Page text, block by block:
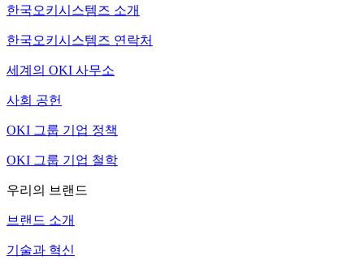
한국오키시스템즈 소개
한국오키시스템즈 연락처
세계의 OKI 사무소
사회 공헌
OKI 그룹 기업 정책
OKI 그룹 기업 철학
우리의 브랜드
브랜드 소개
기술과 혁신